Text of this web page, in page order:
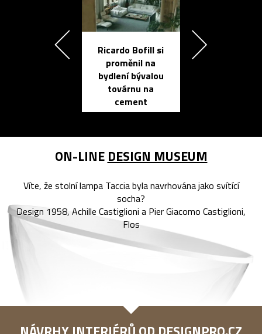
Ricardo Bofill si
proměnil na
bydlení bývalou
továrnu na
cement
ON-LINE DESIGN MUSEUM
Víte, že stolní lampa Taccia byla navrhována jako svítící
socha?
Design 1958, Achille Castiglioni a Pier Giacomo Castiglioni,
Flos